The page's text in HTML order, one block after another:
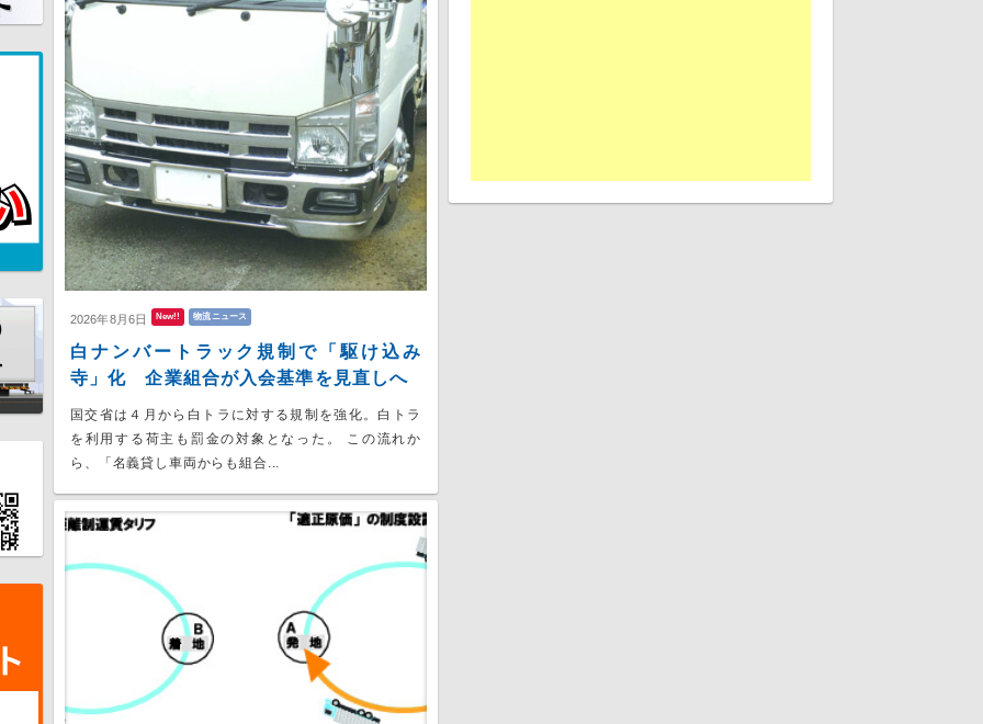
2026年8月6日 New!! 物流ニュース
白ナンバートラック規制で「駆け込み
寺」化 企業組合が入会基準を見直しへ
国交省は４月から白トラに対する規制を強化。白トラ
を利用する荷主も罰金の対象となった。 この流れか
ら、「名義貸し車両からも組合...